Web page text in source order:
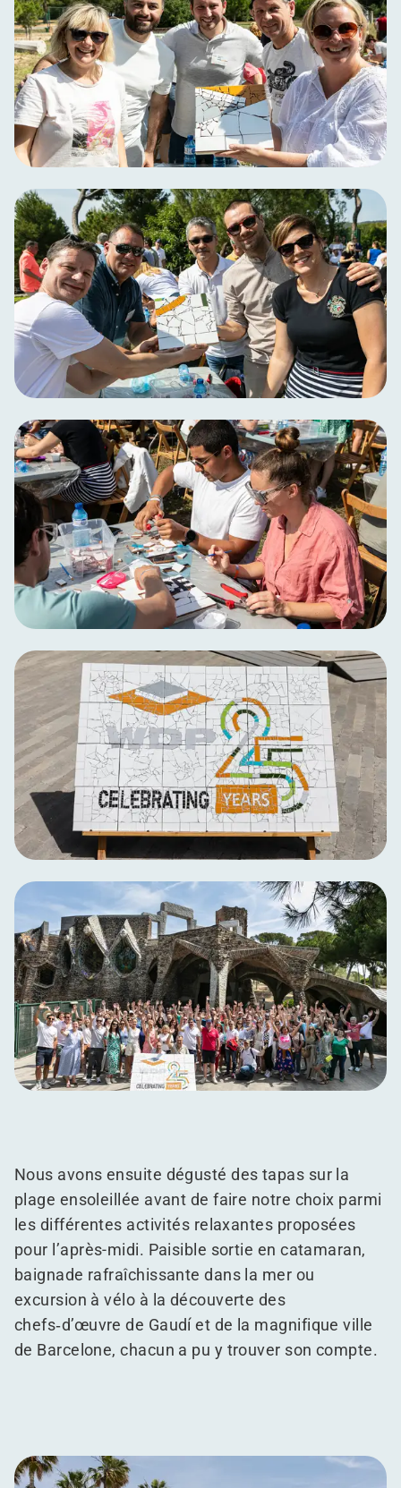
Nous avons ensuite dégusté des tapas sur la
plage ensoleillée avant de faire notre choix parmi
les différentes activités relaxantes proposées
pour l’après-midi. Paisible sortie en catamaran,
baignade rafraîchissante dans la mer ou
excursion à vélo à la découverte des
chefs‑d’œuvre de Gaudí et de la magnifique ville
de Barcelone, chacun a pu y trouver son compte.